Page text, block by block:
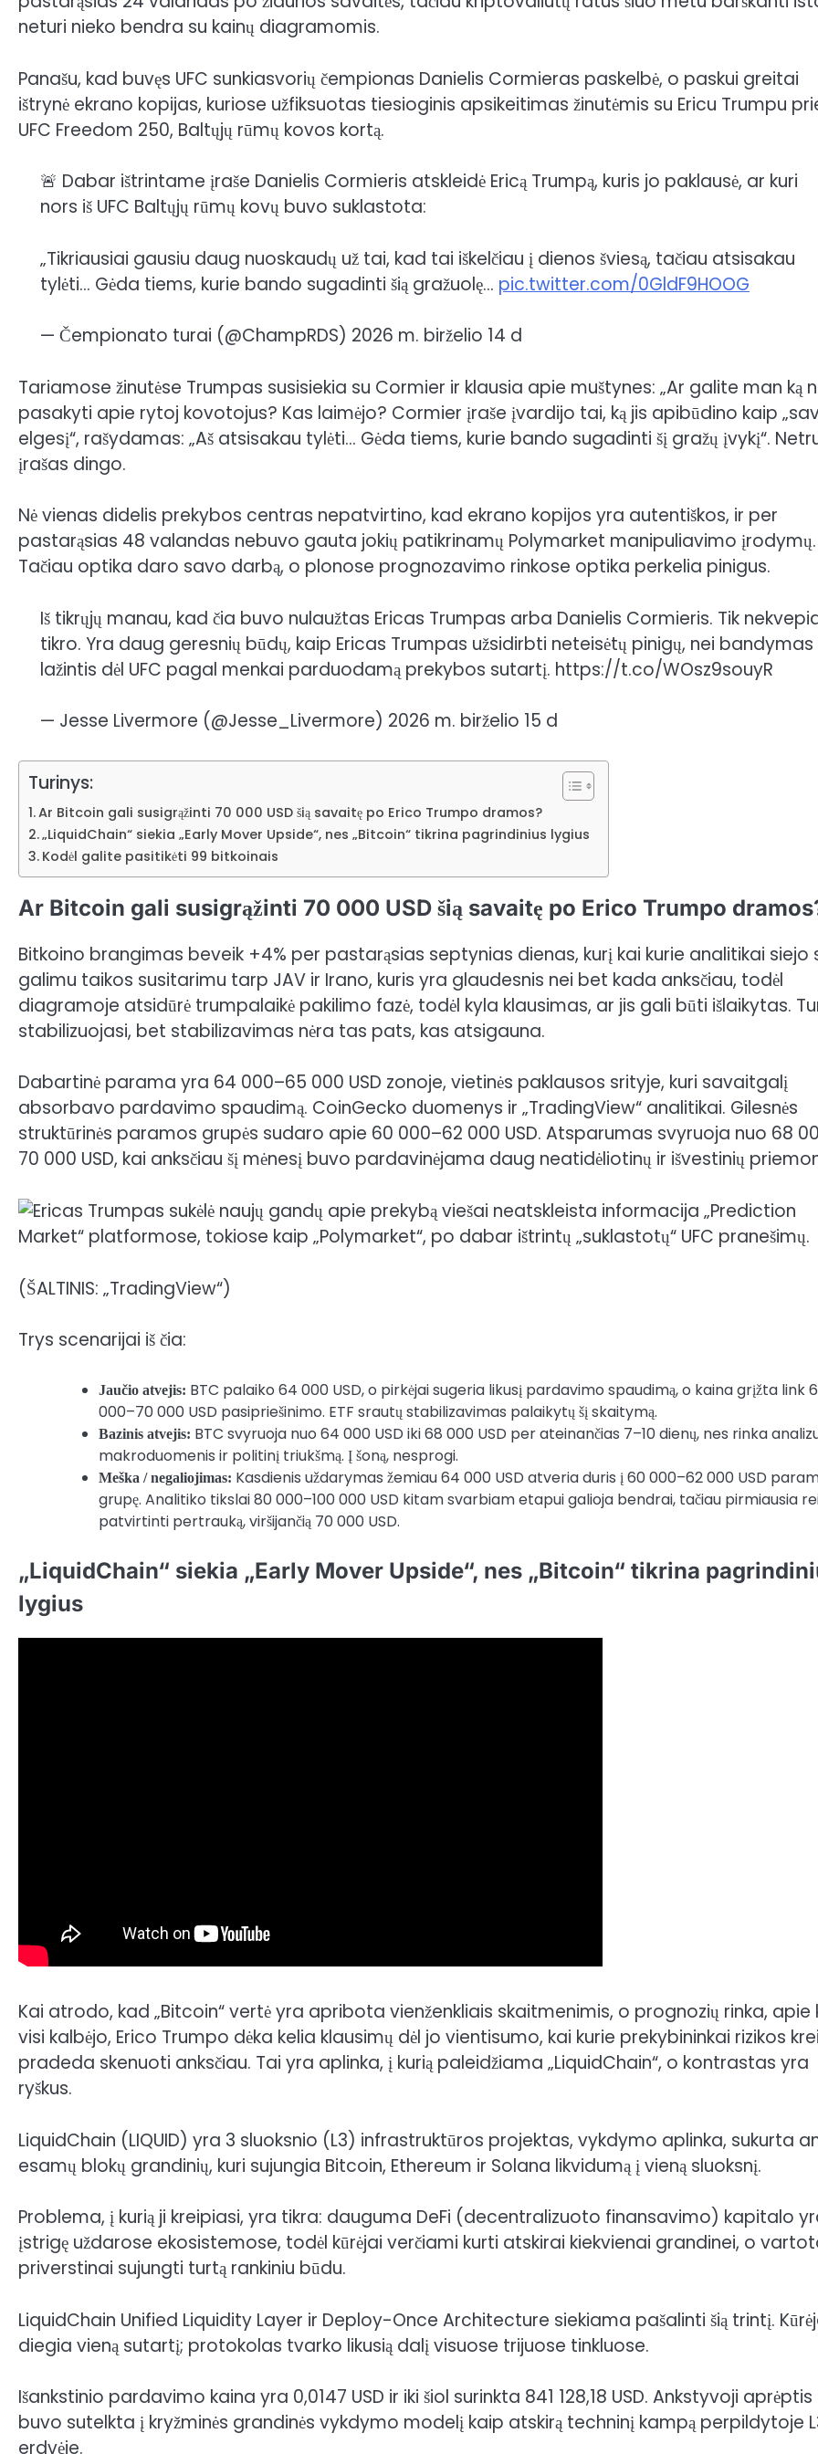
neturi nieko bendra su kainų diagramomis.
Panašu, kad buvęs UFC sunkiasvorių čempionas Danielis Cormieras paskelbė, o paskui greitai
ištrynė ekrano kopijas, kuriose užfiksuotas tiesioginis apsikeitimas žinutėmis su Ericu Trumpu
UFC Freedom 250, Baltųjų rūmų kovos kortą.
🚨 Dabar ištrintame įraše Danielis Cormieris atskleidė Ericą Trumpą, kuris jo paklausė, ar kuri
nors iš UFC Baltųjų rūmų kovų buvo suklastota:
„Tikriausiai gausiu daug nuoskaudų už tai, kad tai iškelčiau į dienos šviesą, tačiau atsisakau
tylėti… Gėda tiems, kurie bando sugadinti šią gražuolę… pic.twitter.com/0GldF9HOOG
— Čempionato turai (@ChampRDS) 2026 m. birželio 14 d
Tariamose žinutėse Trumpas susisiekia su Cormier ir klausia apie muštynes: „Ar galite man ką
pasakyti apie rytoj kovotojus? Kas laimėjo? Cormier įraše įvardijo tai, ką jis apibūdino kaip
elgesį“, rašydamas: „Aš atsisakau tylėti… Gėda tiems, kurie bando sugadinti šį gražų įvykį“.
įrašas dingo.
Nė vienas didelis prekybos centras nepatvirtino, kad ekrano kopijos yra autentiškos, ir per
pastarąsias 48 valandas nebuvo gauta jokių patikrinamų Polymarket manipuliavimo įrodymų.
Tačiau optika daro savo darbą, o plonose prognozavimo rinkose optika perkelia pinigus.
Iš tikrųjų manau, kad čia buvo nulaužtas Ericas Trumpas arba Danielis Cormieris. Tik
tikro. Yra daug geresnių būdų, kaip Ericas Trumpas užsidirbti neteisėtų pinigų, nei bandymas
lažintis dėl UFC pagal menkai parduodamą prekybos sutartį. https://t.co/WOsz9souyR
— Jesse Livermore (@Jesse_Livermore) 2026 m. birželio 15 d
Turinys:
Ar Bitcoin gali susigrąžinti 70 000 USD šią savaitę po Erico Trumpo dramos?
„LiquidChain“ siekia „Early Mover Upside“, nes „Bitcoin“ tikrina pagrindinius lygius
Kodėl galite pasitikėti 99 bitkoinais
Ar Bitcoin gali susigrąžinti 70 000 USD šią savaitę po Erico Trumpo
Bitkoino brangimas beveik +4% per pastarąsias septynias dienas, kurį kai kurie analitikai siejo
galimu taikos susitarimu tarp JAV ir Irano, kuris yra glaudesnis nei bet kada anksčiau, todėl
diagramoje atsidūrė trumpalaikė pakilimo fazė, todėl kyla klausimas, ar jis gali būti išlaikytas.
stabilizuojasi, bet stabilizavimas nėra tas pats, kas atsigauna.
Dabartinė parama yra 64 000–65 000 USD zonoje, vietinės paklausos srityje, kuri savaitgalį
absorbavo pardavimo spaudimą. CoinGecko duomenys ir „TradingView“ analitikai. Gilesnės
struktūrinės paramos grupės sudaro apie 60 000–62 000 USD. Atsparumas svyruoja nuo 68
70 000 USD, kai anksčiau šį mėnesį buvo pardavinėjama daug neatidėliotinų ir išvestinių
(ŠALTINIS: „TradingView“)
Trys scenarijai iš čia:
Jaučio atvejis: BTC palaiko 64 000 USD, o pirkėjai sugeria likusį pardavimo spaudimą, o kaina grįžta link
000–70 000 USD pasipriešinimo. ETF srautų stabilizavimas palaikytų šį skaitymą.
Bazinis atvejis: BTC svyruoja nuo 64 000 USD iki 68 000 USD per ateinančias 7–10 dienų, nes rinka
makroduomenis ir politinį triukšmą. Į šoną, nesprogi.
Meška / negaliojimas: Kasdienis uždarymas žemiau 64 000 USD atveria duris į 60 000–62 000 USD
grupę. Analitiko tikslai 80 000–100 000 USD kitam svarbiam etapui galioja bendrai, tačiau pirmiausia
patvirtinti pertrauką, viršijančią 70 000 USD.
„LiquidChain“ siekia „Early Mover Upside“, nes „Bitcoin“ tikrina
lygius
Kai atrodo, kad „Bitcoin“ vertė yra apribota vienženkliais skaitmenimis, o prognozių rinka, apie
visi kalbėjo, Erico Trumpo dėka kelia klausimų dėl jo vientisumo, kai kurie prekybininkai rizikos
pradeda skenuoti anksčiau. Tai yra aplinka, į kurią paleidžiama „LiquidChain“, o kontrastas yra
ryškus.
LiquidChain (LIQUID) yra 3 sluoksnio (L3) infrastruktūros projektas, vykdymo aplinka, sukurta
esamų blokų grandinių, kuri sujungia Bitcoin, Ethereum ir Solana likvidumą į vieną sluoksnį.
Problema, į kurią ji kreipiasi, yra tikra: dauguma DeFi (decentralizuoto finansavimo) kapitalo
įstrigę uždarose ekosistemose, todėl kūrėjai verčiami kurti atskirai kiekvienai grandinei, o
priverstinai sujungti turtą rankiniu būdu.
LiquidChain Unified Liquidity Layer ir Deploy-Once Architecture siekiama pašalinti šią trintį.
diegia vieną sutartį; protokolas tvarko likusią dalį visuose trijuose tinkluose.
Išankstinio pardavimo kaina yra 0,0147 USD ir iki šiol surinkta 841 128,18 USD. Ankstyvoji aprėptis
buvo sutelkta į kryžminės grandinės vykdymo modelį kaip atskirą techninį kampą perpildytoje
erdvėje.